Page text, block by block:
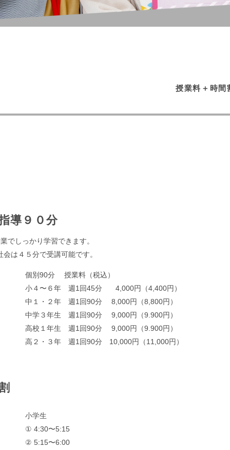
授業料＋時間
導９０分
でしっかり学習できます。
会は４５分で受講可能です。
個別90分 授業料（税込）
小４〜６年 週1回45分 4,000円（4,400円）
中１・２年 週1回90分 8,000円（8,800円）
中学３年生 週1回90分 9,000円（9.900円）
高校１年生 週1回90分 9,000円（9.900円）
高２・３年 週1回90分 10,000円（11,000円）
小学生
① 4:30〜5:15
② 5:15〜6:00